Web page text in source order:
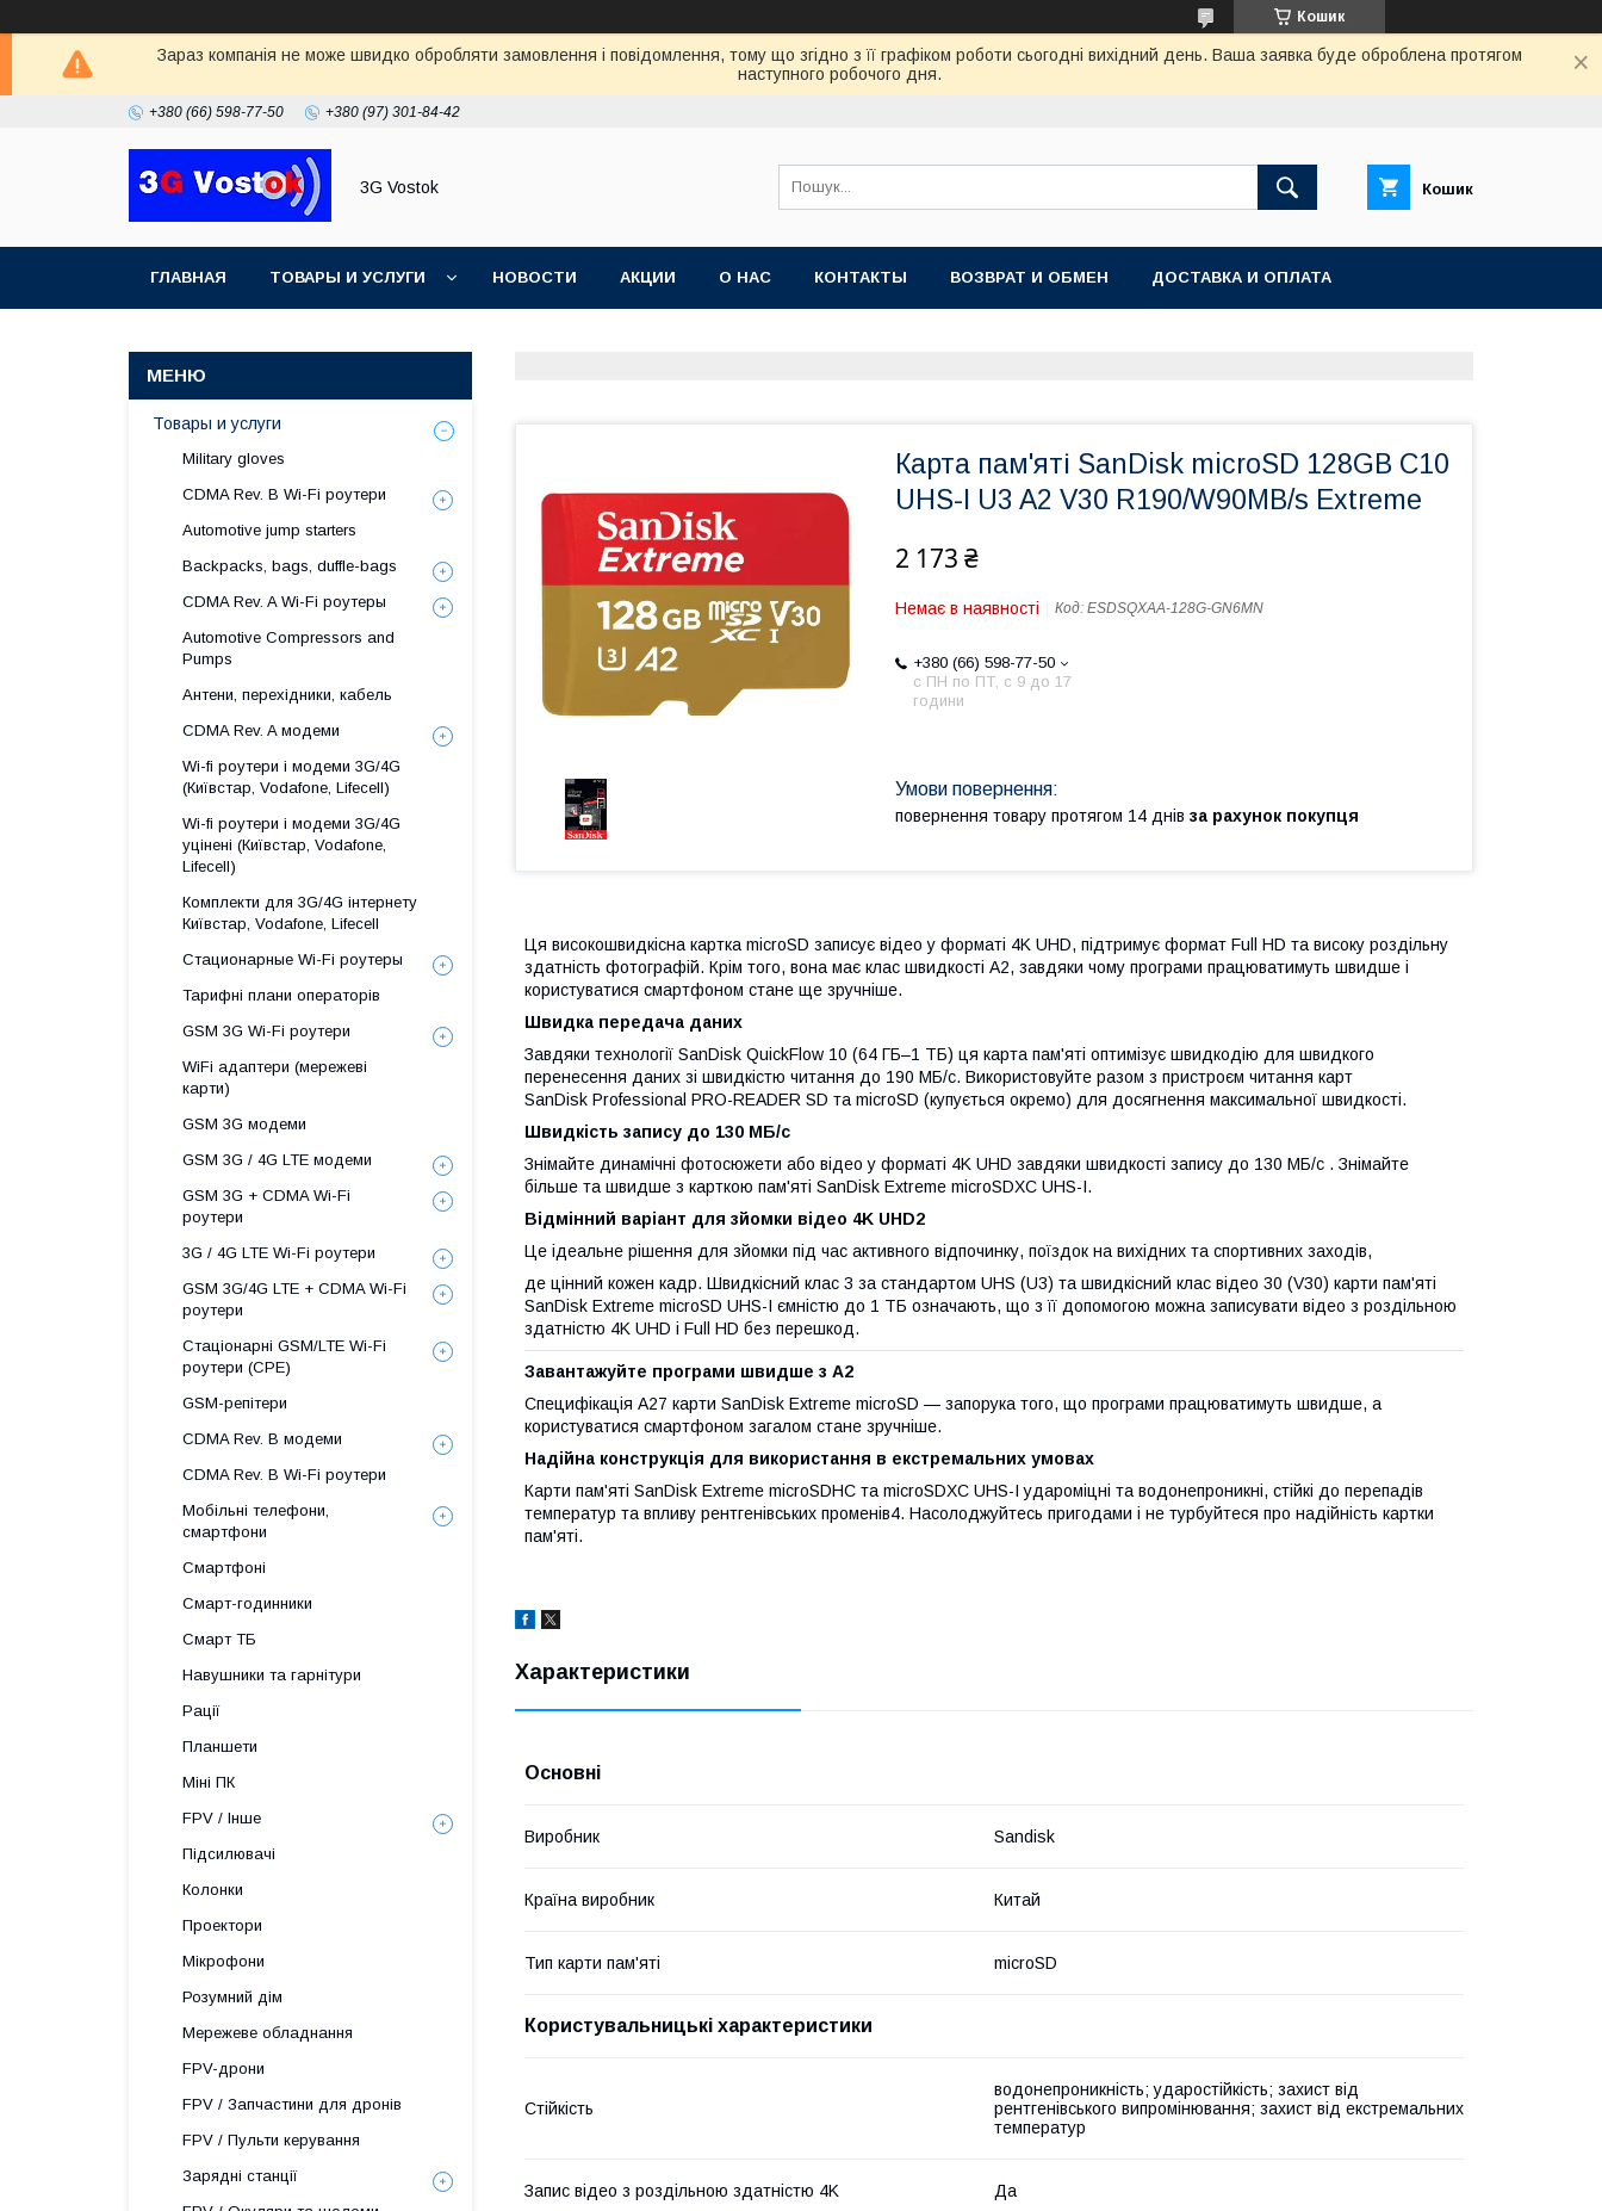
Кошик
Зараз компанія не може швидко обробляти замовлення і повідомлення, тому що згідно з її графіком роботи сьогодні вихідний день. Ваша заявка буде оброблена протягом
наступного робочого дня.
+380 (66) 598-77-50 +380 (97) 301-84-42
3G Vostok Кошик
ГЛАВНАЯ ТОВАРЫ И УСЛУГИ НОВОСТИ АКЦИИ О НАС КОНТАКТЫ ВОЗВРАТ И ОБМЕН ДОСТАВКА И ОПЛАТА
Карта пам'яті SanDisk microSD 128GB C10
UHS-I U3 A2 V30 R190/W90MB/s Extreme
2 173 ₴
Немає в наявності Код: ESDSQXAA-128G-GN6MN
+380 (66) 598-77-50
с ПН по ПТ, с 9 до 17
години
повернення товару протягом 14 днів за рахунок покупця
Ця високошвидкісна картка microSD записує відео у форматі 4K UHD, підтримує формат Full HD та високу роздільну
здатність фотографій. Крім того, вона має клас швидкості A2, завдяки чому програми працюватимуть швидше і
користуватися смартфоном стане ще зручніше.
Швидка передача даних
Завдяки технології SanDisk QuickFlow 10 (64 ГБ–1 ТБ) ця карта пам'яті оптимізує швидкодію для швидкого
перенесення даних зі швидкістю читання до 190 МБ/с. Використовуйте разом з пристроєм читання карт
SanDisk Professional PRO-READER SD та microSD (купується окремо) для досягнення максимальної швидкості.
Швидкість запису до 130 МБ/с
Знімайте динамічні фотосюжети або відео у форматі 4K UHD завдяки швидкості запису до 130 МБ/с . Знімайте
більше та швидше з карткою пам'яті SanDisk Extreme microSDXC UHS-I.
Відмінний варіант для зйомки відео 4K UHD2
Це ідеальне рішення для зйомки під час активного відпочинку, поїздок на вихідних та спортивних заходів,
де цінний кожен кадр. Швидкісний клас 3 за стандартом UHS (U3) та швидкісний клас відео 30 (V30) карти пам'яті
SanDisk Extreme microSD UHS-I ємністю до 1 ТБ означають, що з її допомогою можна записувати відео з роздільною
здатністю 4K UHD і Full HD без перешкод.
Завантажуйте програми швидше з A2
Специфікація A27 карти SanDisk Extreme microSD — запорука того, що програми працюватимуть швидше, а
користуватися смартфоном загалом стане зручніше.
Надійна конструкція для використання в екстремальних умовах
Карти пам'яті SanDisk Extreme microSDHC та microSDXC UHS-I удароміцні та водонепроникні, стійкі до перепадів
температур та впливу рентгенівських променів4. Насолоджуйтесь пригодами і не турбуйтеся про надійність картки
пам'яті.
Характеристики
Основні
Виробник Sandisk
Країна виробник Китай
Тип карти пам'яті microSD
Користувальницькі характеристики
Cтійкість
водонепроникність; ударостійкість; захист від
рентгенівського випромінювання; захист від екстремальних
температур
Запис відео з роздільною здатністю 4K Да
Товары и услуги
Military gloves
CDMA Rev. B Wi-Fi роутери
Automotive jump starters
Backpacks, bags, duffle-bags
CDMA Rev. A Wi-Fi роутеры
Automotive Compressors and
Pumps
Антени, перехідники, кабель
CDMA Rev. A модеми
Wi-fi роутери і модеми 3G/4G
(Київстар, Vodafone, Lifecell)
Wi-fi роутери і модеми 3G/4G
уцінені (Київстар, Vodafone,
Lifecell)
Комплекти для 3G/4G інтернету
Київстар, Vodafone, Lifecell
Стационарные Wi-Fi роутеры
Тарифні плани операторів
GSM 3G Wi-Fi роутери
WiFi адаптери (мережеві
карти)
GSM 3G модеми
GSM 3G / 4G LTE модеми
GSM 3G + CDMA Wi-Fi
роутери
3G / 4G LTE Wi-Fi роутери
GSM 3G/4G LTE + CDMA Wi-Fi
роутери
Стаціонарні GSM/LTE Wi-Fi
роутери (CPE)
GSM-репітери
CDMA Rev. B модеми
CDMA Rev. B Wi-Fi роутери
Мобільні телефони,
смартфони
Смартфоні
Смарт-годинники
Смарт ТБ
Навушники та гарнітури
Рації
Планшети
Міні ПК
FPV / Інше
Підсилювачі
Колонки
Проектори
Мікрофони
Розумний дім
Мережеве обладнання
FPV-дрони
FPV / Запчастини для дронів
FPV / Пульти керування
Зарядні станції